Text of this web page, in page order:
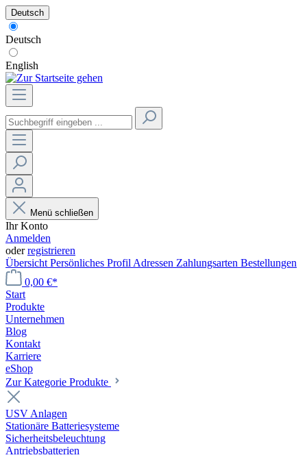
Deutsch
Deutsch
English
Menü schließen
Ihr Konto
Anmelden
oderregistrieren
Übersicht Persönliches Profil Adressen Zahlungsarten Bestellungen
0,00 €*
Start
Produkte
Unternehmen
Blog
Kontakt
Karriere
eShop
Zur Kategorie Produkte
USV Anlagen
Stationäre Batteriesysteme
Sicherheitsbeleuchtung
Antriebsbatterien